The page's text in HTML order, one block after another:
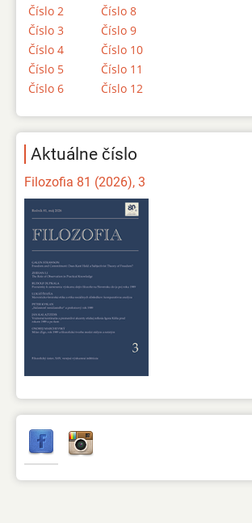
Číslo 2
Číslo 3
Číslo 4
Číslo 5
Číslo 6
Číslo 8
Číslo 9
Číslo 10
Číslo 11
Číslo 12
Aktuálne číslo
Filozofia 81 (2026), 3